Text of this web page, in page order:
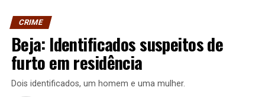
CRIME
Beja: Identificados suspeitos de
furto em residência
Dois identificados, um homem e uma mulher.